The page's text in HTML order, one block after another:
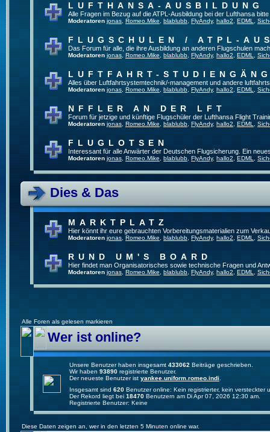
LUFTHANSA-AUSBILDUNG
Alle Fragen im Bezug auf die ATPL-Ausbildung bei der Lufthansa
Moderatoren jonas Romeo.Mike blablubb FlyAndy, hallo2 EDML
FLUGSCHULEN / ATPL-
Das Forum für alle, die ihre Ausbildung an anderen Flugschulen
Moderatoren jonas Romeo.Mike blablubb FlyAndy, hallo2 EDML
LUFTFAHRT-
Alles über Luftfahrtsystemtechnik/-management und andere
Moderatoren jonas Romeo.Mike blablubb FlyAndy, hallo2 EDML
NFFLER AN DER LFT
Forum für jetzige und künftige Flugschüler der Lufthansa Flight
Moderatoren jonas Romeo.Mike blablubb FlyAndy, hallo2 EDML
FLUGLOTSEN
Interessant für alle Anwärter der Deutschen Flugsicherung. Ein
Moderatoren jonas Romeo.Mike blablubb FlyAndy, hallo2 EDML
Dies & Das
MARKTPLATZ
Hier könnt ihr eure gebrauchten Vorbereitungsmaterialien zum
Moderatoren jonas Romeo.Mike blablubb FlyAndy, hallo2 EDML
RUND UM'S BOARD
Hier findet man Organisatorisches sowie technische Fragen und
Moderatoren jonas Romeo.Mike blablubb FlyAndy, hallo2 EDML
Alle Foren als gelesen markieren
Wer ist online?
Unsere Benutzer haben insgesamt 433062 Beiträge geschrieben.
Wir haben 93890 registrierte Benutzer.
Der neueste Benutzer ist yankee.uniform.romeo.indi
Insgesamt sind 620 Benutzer online: Kein registrierter, kein
Der Rekord liegt bei 18470 Benutzern am Di Apr 07, 2026 12:30 am.
Registrierte Benutzer: Keine
Diese Daten zeigen an, wer in den letzten 5 Minuten online war.